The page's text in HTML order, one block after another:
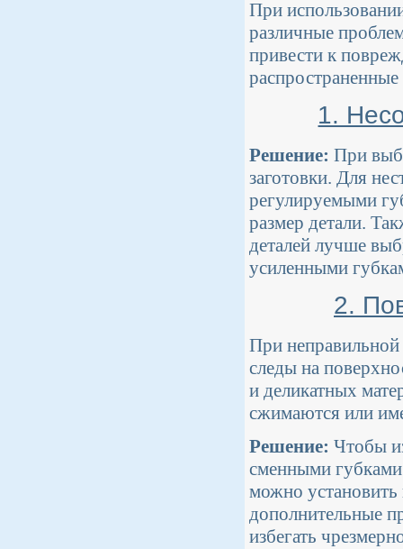
При
различные
привести к
1.
Решение: При
заготовки. Для
регулируемыми
размер детали.
деталей лучше
усиленными
2.
При
следы на
и деликатных
сжимаются или
Решение: Чтобы
сменными
можно установить
дополнительные
избегать